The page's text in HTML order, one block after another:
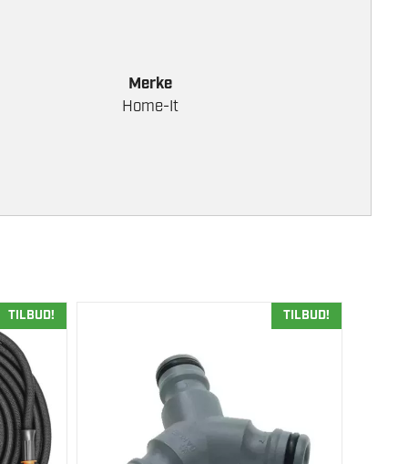
Merke
Home-It
TILBUD! TILBUD!